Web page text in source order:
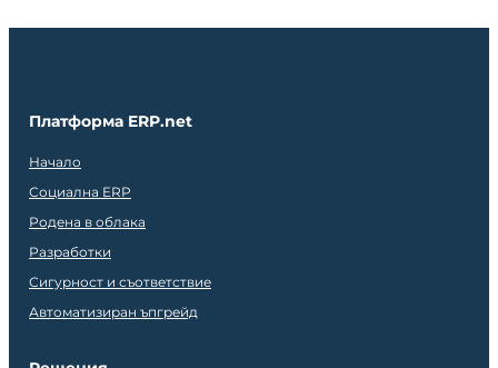
Платформа ERP.net
Начало
Социална ERP
Родена в облака
Разработки
Сигурност и съответствие
Автоматизиран ъпгрейд